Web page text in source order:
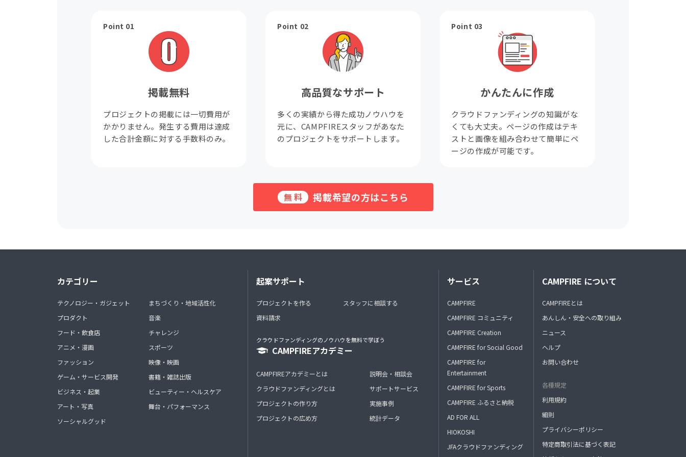
Point 01
掲載無料
プロジェクトの掲載には一切費用が
かかりません。発生する費用は達成
した合計金額に対する手数料のみ。
Point 02
高品質なサポート
多くの実績から得た成功ノウハウを
元に、CAMPFIREスタッフがあなた
のプロジェクトをサポートします。
Point 03
かんたんに作成
クラウドファンディングの知識がな
くても大丈夫。ページの作成はテキ
ストと画像を組み合わせて簡単にペ
ージの作成が可能です。
無料 掲載希望の方はこちら
カテゴリー
テクノロジー・ガジェット
プロダクト
フード・飲食店
アニメ・漫画
ファッション
ゲーム・サービス開発
ビジネス・起業
アート・写真
ソーシャルグッド
まちづくり・地域活性化
音楽
チャレンジ
スポーツ
映像・映画
書籍・雑誌出版
ビューティー・ヘルスケア
舞台・パフォーマンス
起案サポート
プロジェクトを作る
資料請求
スタッフに相談する
クラウドファンディングのノウハウを無料で学ぼう
CAMPFIREアカデミー
CAMPFIREアカデミーとは
クラウドファンディングとは
プロジェクトの作り方
プロジェクトの広め方
説明会・相談会
サポートサービス
実施事例
統計データ
サービス
CAMPFIRE
CAMPFIRE コミュニティ
CAMPFIRE Creation
CAMPFIRE for Social Good
CAMPFIRE for
Entertainment
CAMPFIRE for Sports
CAMPFIRE ふるさと納税
AD FOR ALL
HIOKOSHI
JFAクラウドファンディング
CAMPFIRE について
CAMPFIREとは
あんしん・安全への取り組み
ニュース
ヘルプ
お問い合わせ
各種規定
利用規約
細則
プライバシーポリシー
特定商取引法に基づく表記